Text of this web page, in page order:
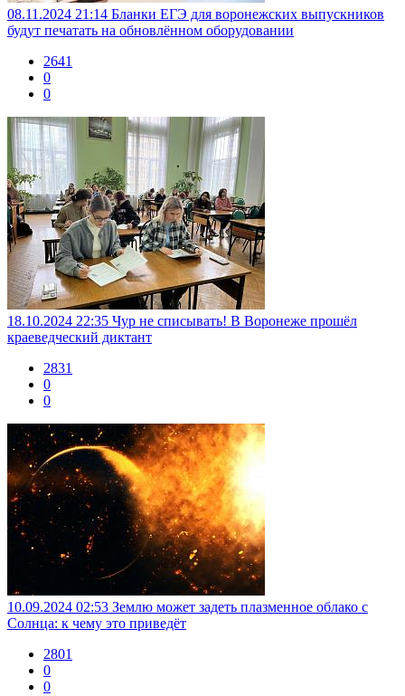
08.11.2024 21:14 Бланки ЕГЭ для воронежских выпускников
будут печатать на обновлённом оборудовании
2641
0
0
18.10.2024 22:35 Чур не списывать! В Воронеже прошёл
краеведческий диктант
2831
0
0
10.09.2024 02:53 Землю может задеть плазменное облако с
Солнца: к чему это приведёт
2801
0
0